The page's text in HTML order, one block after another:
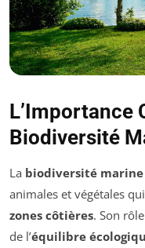
L’Importance
Biodiversité
La biodiversité marine
animales et végétales
zones côtières. Son
de l’équilibre